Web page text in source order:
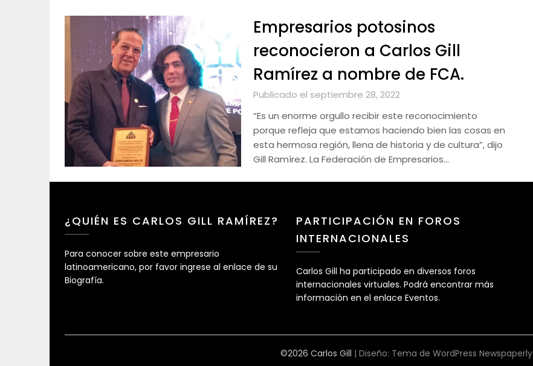
Empresarios potosinos
reconocieron a Carlos Gill
Ramírez a nombre de FCA.
Publicado el septiembre 28, 2022
“Es un enorme orgullo recibir este reconocimiento
porque refleja que estamos haciendo bien las cosas en
esta hermosa región, llena de historia y de cultura”, dijo
Gill Ramírez. La Federación de Empresarios…
¿QUIÉN ES CARLOS GILL RAMÍREZ?
Para conocer sobre este empresario
latinoamericano, por favor ingrese al enlace de su
Biografía.
PARTICIPACIÓN EN FOROS
INTERNACIONALES
Carlos Gill ha participado en diversos foros
internacionales virtuales. Podrá encontrar más
información en el enlace Eventos.
©2026 Carlos Gill | Diseño: Tema de WordPress Newspaperly